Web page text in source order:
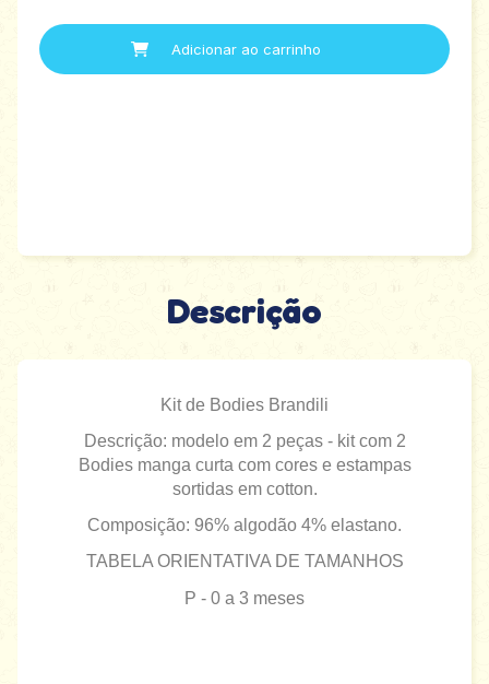
Descrição
Kit de Bodies Brandili
Descrição: modelo em 2 peças - kit com 2
Bodies manga curta com cores e estampas
sortidas em cotton.
Composição: 96% algodão 4% elastano.
TABELA ORIENTATIVA DE TAMANHOS
P - 0 a 3 meses